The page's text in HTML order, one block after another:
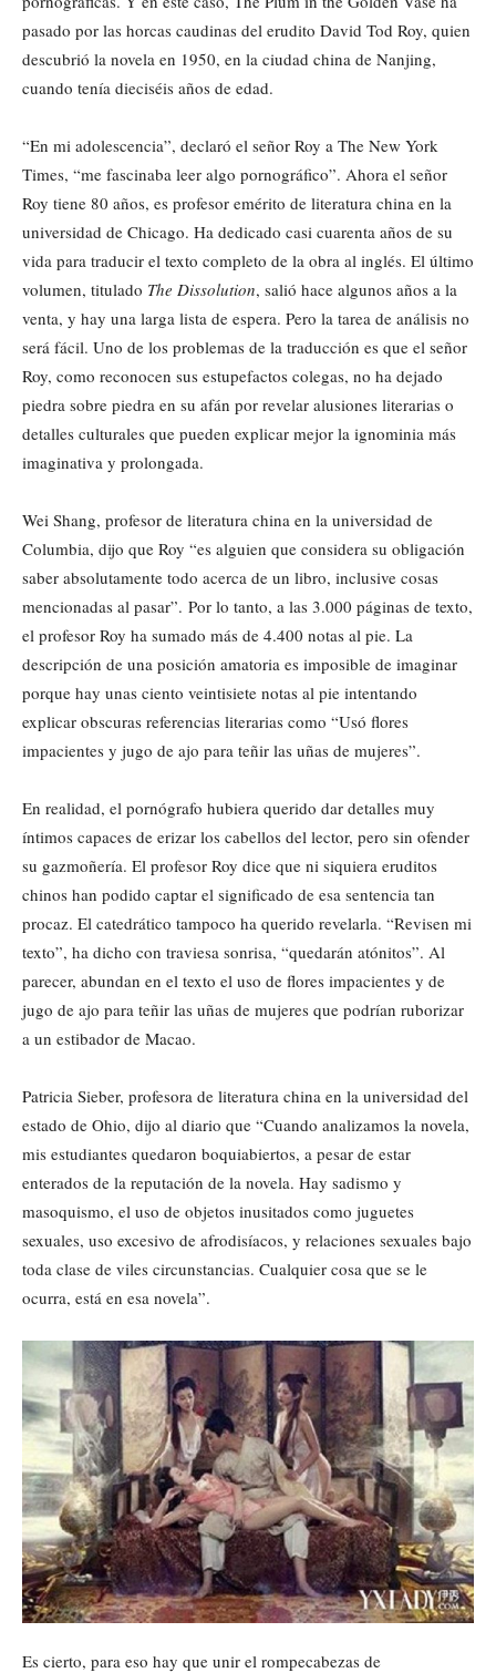
pasado por las horcas caudinas del erudito David Tod Roy, quien
descubrió la novela en 1950, en la ciudad china de Nanjing,
cuando tenía dieciséis años de edad.
“En mi adolescencia”, declaró el señor Roy a The New York
Times, “me fascinaba leer algo pornográfico”. Ahora el señor
Roy tiene 80 años, es profesor emérito de literatura china en la
universidad de Chicago. Ha dedicado casi cuarenta años de su
vida para traducir el texto completo de la obra al inglés. El último
volumen, titulado The Dissolution, salió hace algunos años a la
venta, y hay una larga lista de espera. Pero la tarea de análisis no
será fácil. Uno de los problemas de la traducción es que el señor
Roy, como reconocen sus estupefactos colegas, no ha dejado
piedra sobre piedra en su afán por revelar alusiones literarias o
detalles culturales que pueden explicar mejor la ignominia más
imaginativa y prolongada.
Wei Shang, profesor de literatura china en la universidad de
Columbia, dijo que Roy “es alguien que considera su obligación
saber absolutamente todo acerca de un libro, inclusive cosas
mencionadas al pasar”. Por lo tanto, a las 3.000 páginas de texto,
el profesor Roy ha sumado más de 4.400 notas al pie. La
descripción de una posición amatoria es imposible de imaginar
porque hay unas ciento veintisiete notas al pie intentando
explicar obscuras referencias literarias como “Usó flores
impacientes y jugo de ajo para teñir las uñas de mujeres”.
En realidad, el pornógrafo hubiera querido dar detalles muy
íntimos capaces de erizar los cabellos del lector, pero sin ofender
su gazmoñería. El profesor Roy dice que ni siquiera eruditos
chinos han podido captar el significado de esa sentencia tan
procaz. El catedrático tampoco ha querido revelarla. “Revisen mi
texto”, ha dicho con traviesa sonrisa, “quedarán atónitos”. Al
parecer, abundan en el texto el uso de flores impacientes y de
jugo de ajo para teñir las uñas de mujeres que podrían ruborizar
a un estibador de Macao.
Patricia Sieber, profesora de literatura china en la universidad del
estado de Ohio, dijo al diario que “Cuando analizamos la novela,
mis estudiantes quedaron boquiabiertos, a pesar de estar
enterados de la reputación de la novela. Hay sadismo y
masoquismo, el uso de objetos inusitados como juguetes
sexuales, uso excesivo de afrodisíacos, y relaciones sexuales bajo
toda clase de viles circunstancias. Cualquier cosa que se le
ocurra, está en esa novela”.
Es cierto, para eso hay que unir el rompecabezas de